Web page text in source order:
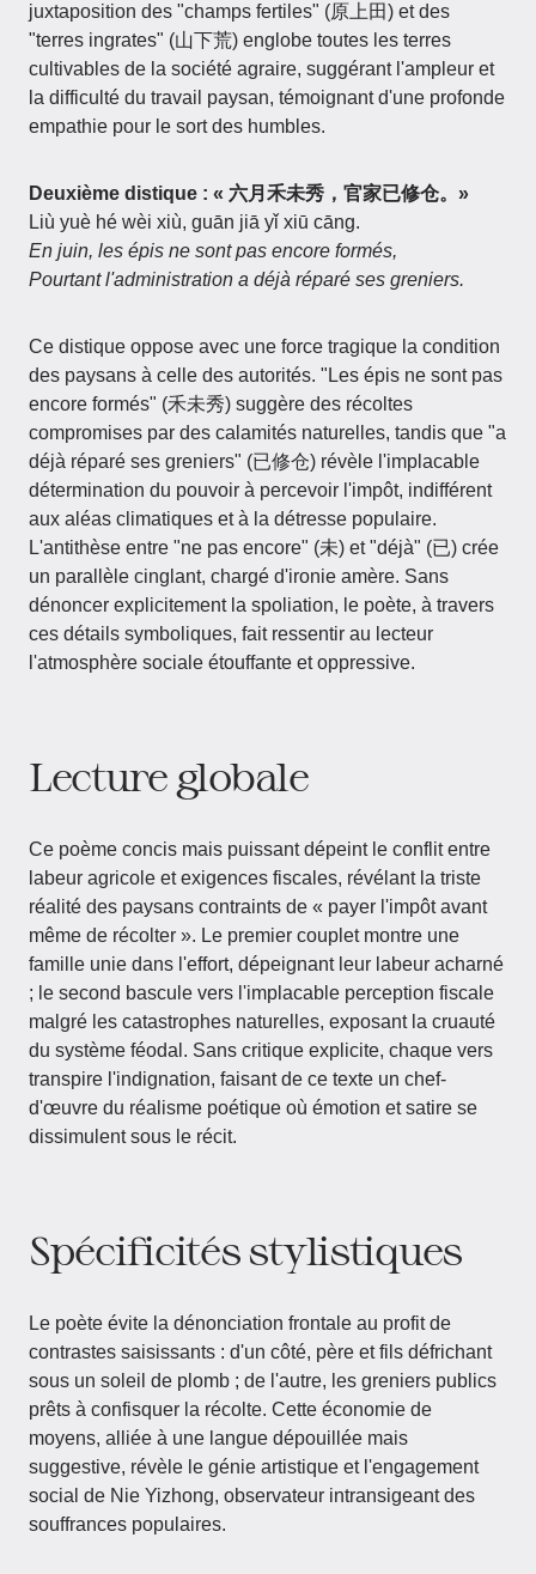
juxtaposition des "champs fertiles" (原上田) et des
"terres ingrates" (山下荒) englobe toutes les terres
cultivables de la société agraire, suggérant l'ampleur et
la difficulté du travail paysan, témoignant d'une profonde
empathie pour le sort des humbles.
Deuxième distique : « 六月禾未秀，官家已修仓。»
Liù yuè hé wèi xiù, guān jiā yǐ xiū cāng.
En juin, les épis ne sont pas encore formés,
Pourtant l'administration a déjà réparé ses greniers.
Ce distique oppose avec une force tragique la condition
des paysans à celle des autorités. "Les épis ne sont pas
encore formés" (禾未秀) suggère des récoltes
compromises par des calamités naturelles, tandis que "a
déjà réparé ses greniers" (已修仓) révèle l'implacable
détermination du pouvoir à percevoir l'impôt, indifférent
aux aléas climatiques et à la détresse populaire.
L'antithèse entre "ne pas encore" (未) et "déjà" (已) crée
un parallèle cinglant, chargé d'ironie amère. Sans
dénoncer explicitement la spoliation, le poète, à travers
ces détails symboliques, fait ressentir au lecteur
l'atmosphère sociale étouffante et oppressive.
Lecture globale
Ce poème concis mais puissant dépeint le conflit entre
labeur agricole et exigences fiscales, révélant la triste
réalité des paysans contraints de « payer l'impôt avant
même de récolter ». Le premier couplet montre une
famille unie dans l'effort, dépeignant leur labeur acharné
; le second bascule vers l'implacable perception fiscale
malgré les catastrophes naturelles, exposant la cruauté
du système féodal. Sans critique explicite, chaque vers
transpire l'indignation, faisant de ce texte un chef-
d'œuvre du réalisme poétique où émotion et satire se
dissimulent sous le récit.
Spécificités stylistiques
Le poète évite la dénonciation frontale au profit de
contrastes saisissants : d'un côté, père et fils défrichant
sous un soleil de plomb ; de l'autre, les greniers publics
prêts à confisquer la récolte. Cette économie de
moyens, alliée à une langue dépouillée mais
suggestive, révèle le génie artistique et l'engagement
social de Nie Yizhong, observateur intransigeant des
souffrances populaires.